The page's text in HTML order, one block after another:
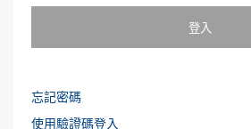
登入
忘記密碼
使用驗證碼登入